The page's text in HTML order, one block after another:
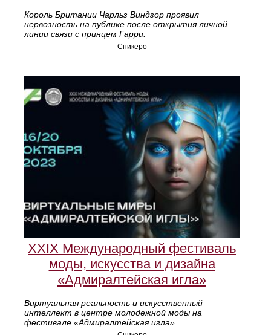
Король Британии Чарльз Виндзор проявил
нервозность на публике после открытия личной
линии связи с принцем Гарри.
Сникеро
XXIX Международный фестиваль
моды, искусства и дизайна
«Адмиралтейская игла»
Виртуальная реальность и искусственный
интеллект в центре молодежной моды на
фестивале «Адмиралтейская игла».